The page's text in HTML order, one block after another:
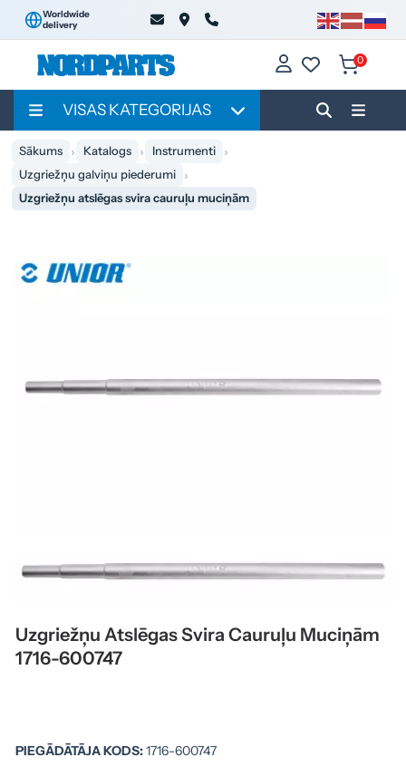
Worldwide
delivery
0
VISAS KATEGORIJAS
Sākums Katalogs
Instrumenti
Uzgriežņu galviņu piederumi
Uzgriežņu atslēgas svira cauruļu muciņām
Uzgriežņu Atslēgas Svira Cauruļu Muciņām
1716-600747
PIEGĀDĀTĀJA KODS:1716-600747